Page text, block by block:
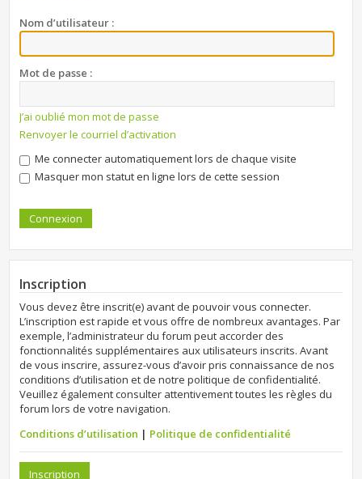
Nom d’utilisateur :
Mot de passe :
J’ai oublié mon mot de passe
Renvoyer le courriel d’activation
Me connecter automatiquement lors de chaque visite
Masquer mon statut en ligne lors de cette session
Inscription
Vous devez être inscrit(e) avant de pouvoir vous connecter.
L’inscription est rapide et vous offre de nombreux avantages. Par
exemple, l’administrateur du forum peut accorder des
fonctionnalités supplémentaires aux utilisateurs inscrits. Avant
de vous inscrire, assurez-vous d’avoir pris connaissance de nos
conditions d’utilisation et de notre politique de confidentialité.
Veuillez également consulter attentivement toutes les règles du
forum lors de votre navigation.
Conditions d’utilisation | Politique de confidentialité
Inscription